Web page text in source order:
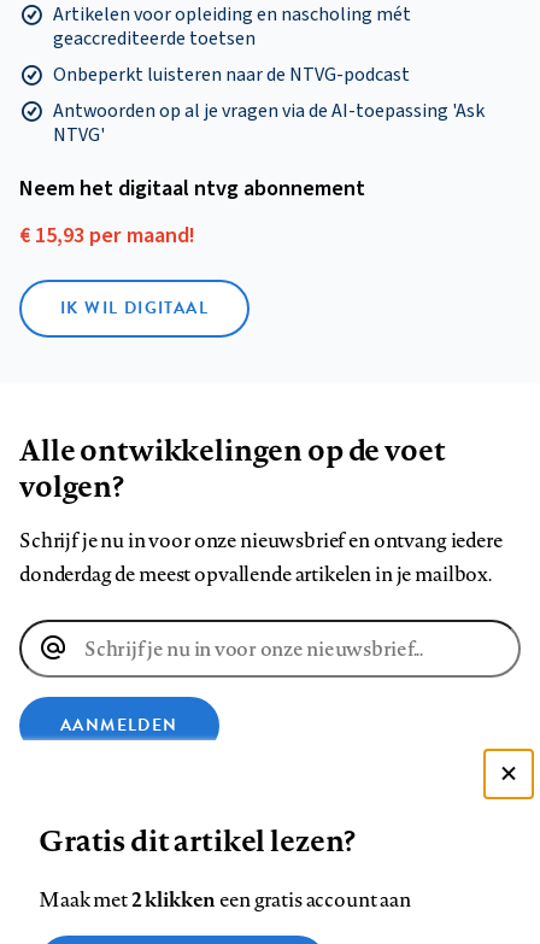
Artikelen voor opleiding en nascholing mét
geaccrediteerde toetsen
Onbeperkt luisteren naar de NTVG-podcast
Antwoorden op al je vragen via de AI-toepassing 'Ask
NTVG'
Neem het digitaal ntvg abonnement
€ 15,93 per maand!
IK WIL DIGITAAL
Alle ontwikkelingen op de voet
volgen?
Schrijf je nu in voor onze nieuwsbrief en ontvang iedere
donderdag de meest opvallende artikelen in je mailbox.
E-
mailadres
AANMELDEN
ons
Zie onze cookie policy
Gratis dit artikel lezen?
Maak met2 klikkeneen gratis account aan